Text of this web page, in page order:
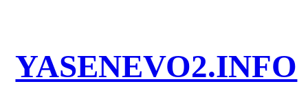
YASENEVO2.INFO